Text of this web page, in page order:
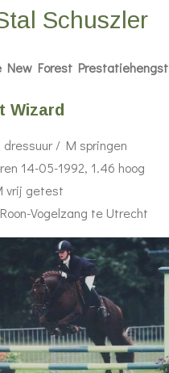
Schuszler
New Forest Prestatiehengst
Wizard
/ M springen
14-05-1992, 1.46 hoog
vrij getest
Vogelzang te Utrecht